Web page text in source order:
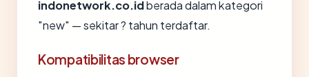
indonetwork.co.idberada dalam kategori
"new" — sekitar ? tahun terdaftar.
Kompatibilitas browser